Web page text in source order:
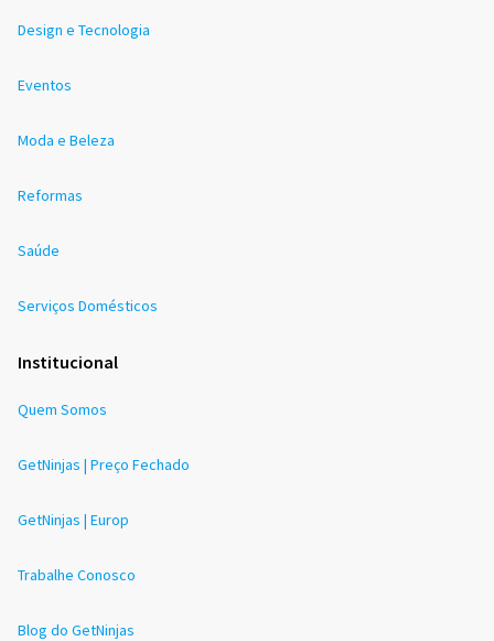
Design e Tecnologia
Eventos
Moda e Beleza
Reformas
Saúde
Serviços Domésticos
Institucional
Quem Somos
GetNinjas | Preço Fechado
GetNinjas | Europ
Trabalhe Conosco
Blog do GetNinjas